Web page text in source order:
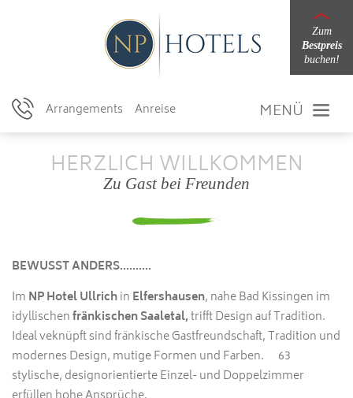
Arrangements Anreise MENÜ
Zum
Bestpreis
buchen!
HERZLICH WILLKOMMEN
Zu Gast bei Freunden
BEWUSST ANDERS..........
Im NP Hotel Ullrichin Elfershausen, nahe Bad Kissingen im
idyllischenfränkischen Saaletal,trifft Design auf Tradition.
Ideal veknüpft sind fränkische Gastfreundschaft, Tradition und
modernes Design, mutige Formen und Farben. 63
stylische, designorientierte Einzel- und Doppelzimmer